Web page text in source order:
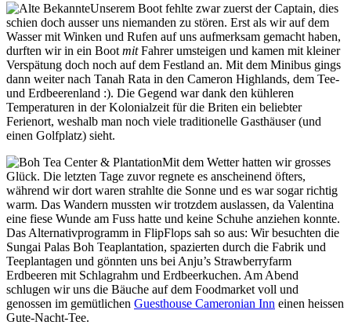
Unserem Boot fehlte zwar zuerst der Captain, dies
schien doch ausser uns niemanden zu stören. Erst als wir auf dem
Wasser mit Winken und Rufen auf uns aufmerksam gemacht haben,
durften wir in ein Boot mitFahrer umsteigen und kamen mit kleiner
Verspätung doch noch auf dem Festland an. Mit dem Minibus gings
dann weiter nach Tanah Rata in den Cameron Highlands, dem Tee-
und Erdbeerenland :). Die Gegend war dank den kühleren
Temperaturen in der Kolonialzeit für die Briten ein beliebter
Ferienort, weshalb man noch viele traditionelle Gasthäuser (und
einen Golfplatz) sieht.
Mit dem Wetter hatten wir grosses
Glück. Die letzten Tage zuvor regnete es anscheinend öfters,
während wir dort waren strahlte die Sonne und es war sogar richtig
warm. Das Wandern mussten wir trotzdem auslassen, da Valentina
eine fiese Wunde am Fuss hatte und keine Schuhe anziehen konnte.
Das Alternativprogramm in FlipFlops sah so aus: Wir besuchten die
Sungai Palas Boh Teaplantation, spazierten durch die Fabrik und
Teeplantagen und gönnten uns bei Anju’s Strawberryfarm
Erdbeeren mit Schlagrahm und Erdbeerkuchen. Am Abend
schlugen wir uns die Bäuche auf dem Foodmarket voll und
genossen im gemütlichen Guesthouse Cameronian Inn einen heissen
Gute-Nacht-Tee.